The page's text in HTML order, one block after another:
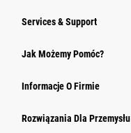
Services & Support
Jak Możemy Pomóc?
Informacje O Firmie
Rozwiązania Dla Przemysłu